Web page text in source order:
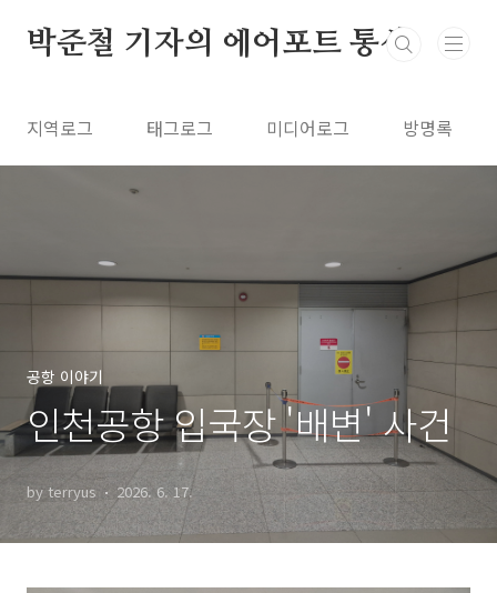
박준철 기자의 에어포트 통신
지역로그 태그로그 미디어로그 방명록
공항 이야기
인천공항 입국장 '배변' 사건
by terryus 2026. 6. 17.